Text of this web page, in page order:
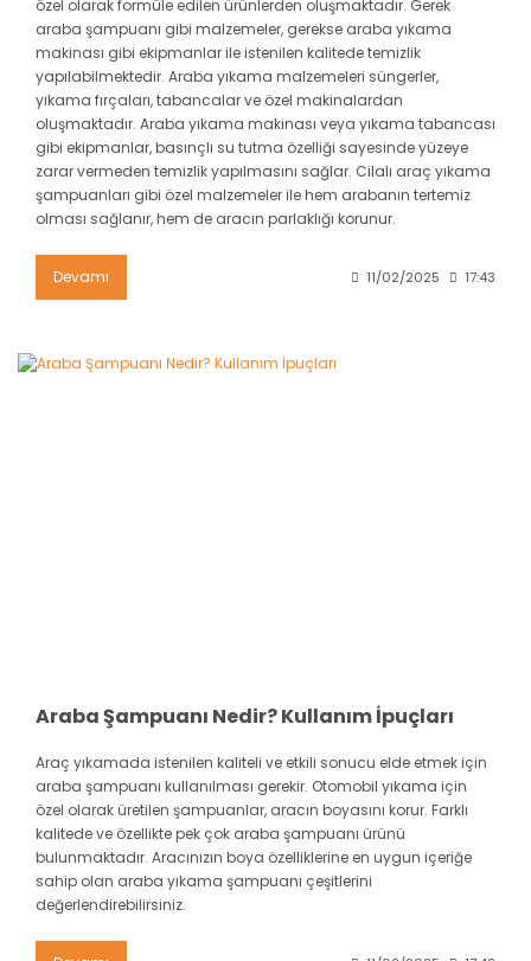
özel olarak formüle edilen ürünlerden oluşmaktadır. Gerek
araba şampuanı gibi malzemeler, gerekse araba yıkama
makinası gibi ekipmanlar ile istenilen kalitede temizlik
yapılabilmektedir. Araba yıkama malzemeleri süngerler,
yıkama fırçaları, tabancalar ve özel makinalardan
oluşmaktadır. Araba yıkama makinası veya yıkama tabancası
gibi ekipmanlar, basınçlı su tutma özelliği sayesinde yüzeye
zarar vermeden temizlik yapılmasını sağlar. Cilalı araç yıkama
şampuanları gibi özel malzemeler ile hem arabanın tertemiz
olması sağlanır, hem de aracın parlaklığı korunur.
Devamı 11/02/2025 17:43
Araba Şampuanı Nedir? Kullanım İpuçları
Araç yıkamada istenilen kaliteli ve etkili sonucu elde etmek için
araba şampuanı kullanılması gerekir. Otomobil yıkama için
özel olarak üretilen şampuanlar, aracın boyasını korur. Farklı
kalitede ve özellikte pek çok araba şampuanı ürünü
bulunmaktadır. Aracınızın boya özelliklerine en uygun içeriğe
sahip olan araba yıkama şampuanı çeşitlerini
değerlendirebilirsiniz.